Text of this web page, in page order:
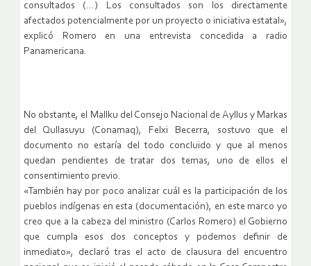
consultados (…) Los consultados son los directamente
afectados potencialmente por un proyecto o iniciativa estatal»,
explicó Romero en una entrevista concedida a radio
Panamericana.
No obstante, el Mallku del Consejo Nacional de Ayllus y Markas
del Qullasuyu (Conamaq), Felxi Becerra, sostuvo que el
documento no estaría del todo concluido y que al menos
quedan pendientes de tratar dos temas, uno de ellos el
consentimiento previo.
«También hay por poco analizar cuál es la participación de los
pueblos indígenas en esta (documentación), en este marco yo
creo que a la cabeza del ministro (Carlos Romero) el Gobierno
que cumpla esos dos conceptos y podemos definir de
inmediato», declaró tras el acto de clausura del encuentro